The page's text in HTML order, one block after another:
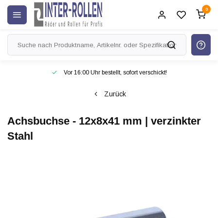
0
Vor 16:00 Uhr bestellt, sofort verschickt!
Zurück
Achsbuchse - 12x8x41 mm | verzinkter
Stahl